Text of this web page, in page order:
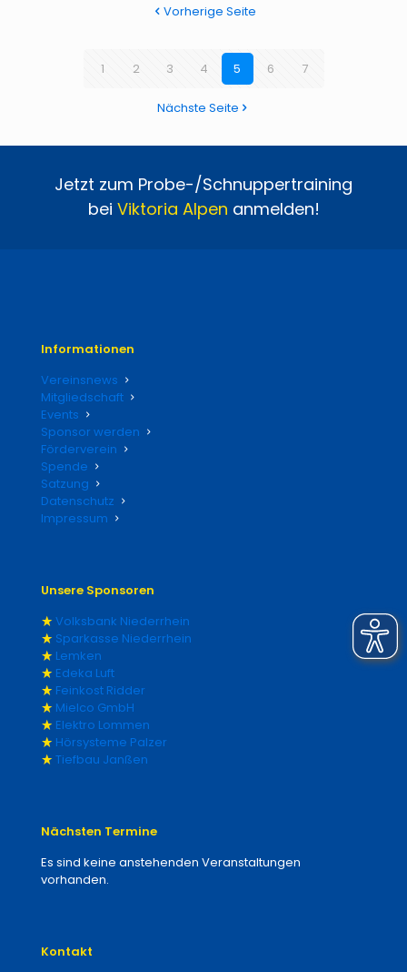
Vorherige Seite
1 2 3 4 5 6 7
Nächste Seite
Jetzt zum Probe-/Schnuppertraining
bei Viktoria Alpen anmelden!
Informationen
Vereinsnews
Mitgliedschaft
Events
Sponsor werden
Förderverein
Spende
Satzung
Datenschutz
Impressum
Unsere Sponsoren
Volksbank Niederrhein
Sparkasse Niederrhein
Lemken
Edeka Luft
Feinkost Ridder
Mielco GmbH
Elektro Lommen
Hörsysteme Palzer
Tiefbau Janßen
Nächsten Termine
Es sind keine anstehenden Veranstaltungen
vorhanden.
Kontakt